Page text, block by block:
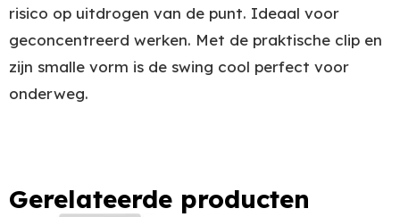
risico op uitdrogen van de punt. Ideaal voor
geconcentreerd werken. Met de praktische clip en
zijn smalle vorm is de swing cool perfect voor
onderweg.
Gerelateerde producten